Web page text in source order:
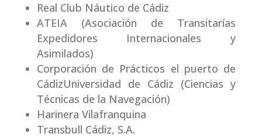
Real Club Náutico de Cádiz
ATEIA (Asociación de Transitarías
Expedidores Internacionales y
Asimilados)
Corporación de Prácticos el puerto de
CádizUniversidad de Cádiz (Ciencias y
Técnicas de la Navegación)
Harinera Vilafranquina
Transbull Cádiz, S.A.